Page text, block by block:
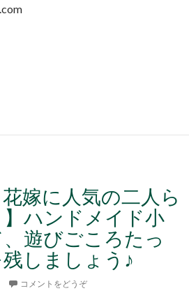
花嫁に人気の二人ら
ハンドメイド小
遊びごころたっ
しましょう♪
コメントをどうぞ